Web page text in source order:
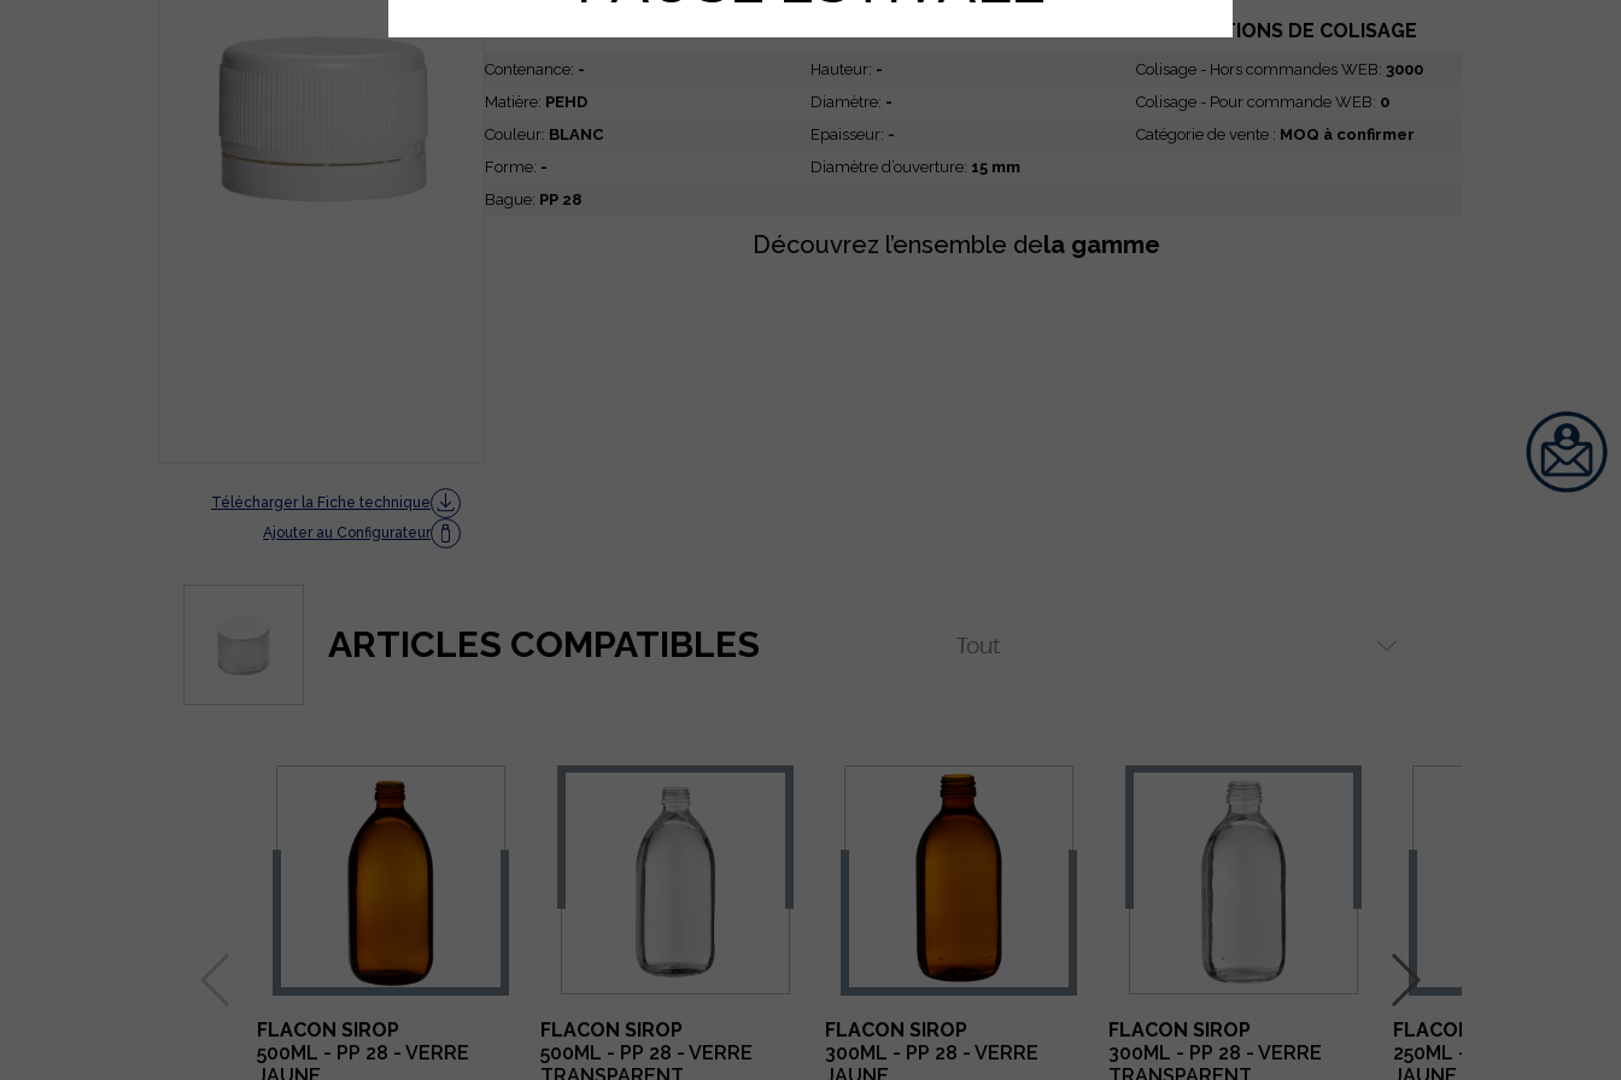
Télécharger la Fiche technique
Ajouter au Configurateur
Contenance: -
Matière: PEHD
Couleur: BLANC
Forme: -
Bague: PP 28
Hauteur: -
Diamètre: -
Epaisseur: -
Diamètre d’ouverture: 15 mm
INFORMATIONS DE COLISAGE
Colisage - Hors commandes WEB: 3000
Colisage - Pour commande WEB: 0
Catégorie de vente : MOQ à confirmer
Découvrez l’ensemble dela gamme
ARTICLES COMPATIBLES
FLACON SIROP
500ML - PP 28 - VERRE
JAUNE
FLACON SIROP
500ML - PP 28 - VERRE
TRANSPARENT
FLACON SIROP
300ML - PP 28 - VERRE
JAUNE
FLACON SIROP
300ML - PP 28 - VERRE
TRANSPARENT
FLACON SIROP
250ML - PP 28 - VERRE
JAUNE